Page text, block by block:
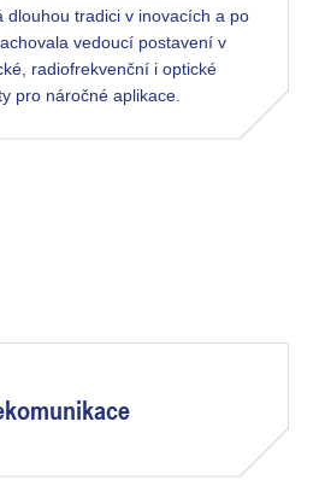
dlouhou tradici v inovacích a po
vedoucí postavení v
radiofrekvenční i optické
pro náročné aplikace.